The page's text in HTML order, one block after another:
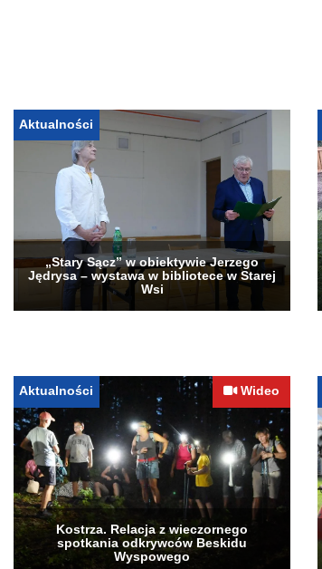
Aktualności
„Stary Sącz” w obiektywie Jerzego
Jędrysa – wystawa w bibliotece w Starej
Wsi
Aktualności Wideo
Kostrza. Relacja z wieczornego
spotkania odkrywców Beskidu
Wyspowego